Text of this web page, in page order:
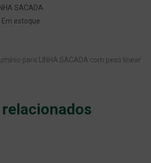
SACADA
Em estoque
para LINHA SACADA com peso linear